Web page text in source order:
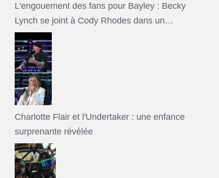
L'engouement des fans pour Bayley : Becky
Lynch se joint à Cody Rhodes dans un…
Charlotte Flair et l'Undertaker : une enfance
surprenante révélée